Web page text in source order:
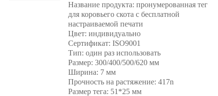
Название продукта: пронумерованная тег
для коровьего скота с бесплатной
настраиваемой печати
Цвет: индивидуально
Сертификат: ISO9001
Тип: один раз использовать
Размер: 300/400/500/620 мм
Ширина: 7 мм
Прочность на растяжение: 417n
Размер тега: 51*25 мм